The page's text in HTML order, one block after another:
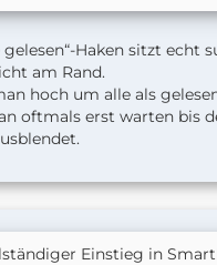
gelesen“-Haken sitzt echt
am Rand.
hoch um alle als
oftmals erst warten bis
Einstieg in